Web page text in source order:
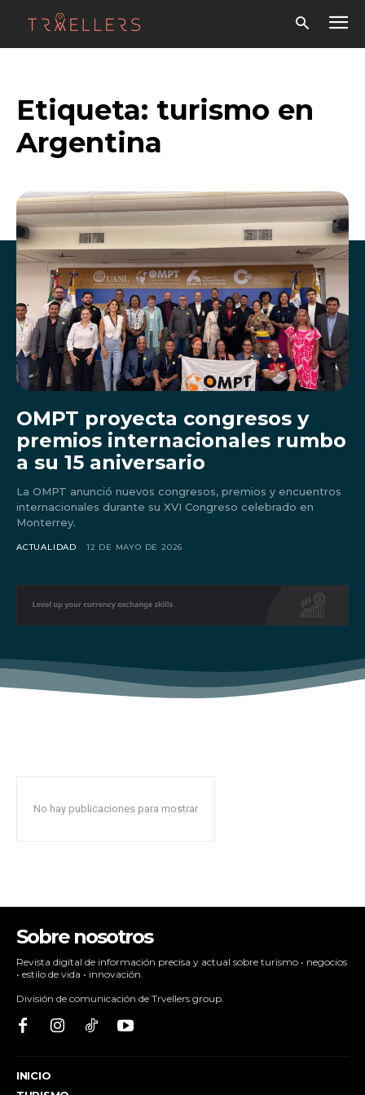
Don't miss
out!
Etiqueta: turismo en
Argentina
OMPT proyecta congresos y
premios internacionales rumbo
a su 15 aniversario
La OMPT anunció nuevos congresos, premios y encuentros
internacionales durante su XVI Congreso celebrado en
Monterrey.
ACTUALIDAD 12 DE MAYO DE 2026
No hay publicaciones para mostrar
Sobre nosotros
Revista digital de información precisa y actual sobre turismo • negocios
• estilo de vida • innovación.
División de comunicación de Trvellers group.
INICIO